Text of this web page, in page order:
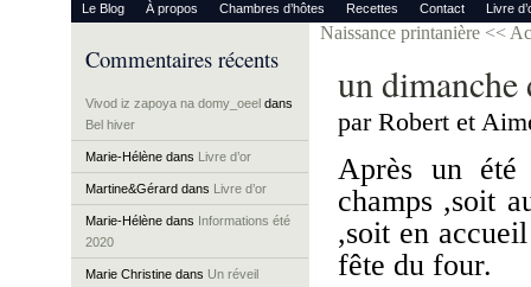
Le Blog À propos Chambres d’hôtes Recettes Contact Livre
Commentaires récents
Vivod iz zapoya na domy_oeel dans
Bel hiver
Marie-Hélène dans Livre d’or
Martine&Gérard dans Livre d’or
Marie-Hélène dans Informations été
2020
Marie Christine dans Un réveil
Naissance printanière <<
un
par Robert et
Après un
champs ,soit
,soit en
fête du four.